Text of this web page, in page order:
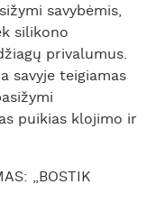
savybėmis,
silikono
privalumus.
savyje teigiamas
puikias klojimo ir
„BOSTIK